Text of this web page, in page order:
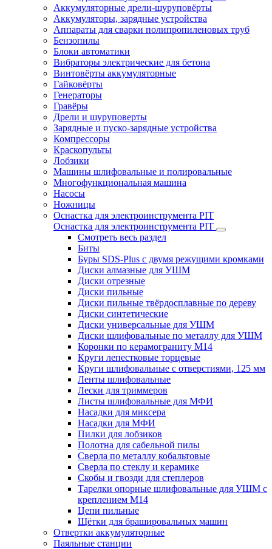
Аккумуляторные дрели-шуруповёрты
Аккумуляторы, зарядные устройства
Аппараты для сварки полипропиленовых труб
Бензопилы
Блоки автоматики
Вибраторы электрические для бетона
Винтовёрты аккумуляторные
Гайковёрты
Генераторы
Гравёры
Дрели и шуруповерты
Зарядные и пуско-зарядные устройства
Компрессоры
Краскопульты
Лобзики
Машины шлифовальные и полировальные
Многофункциональная машина
Насосы
Ножницы
Оснастка для электроинструмента PIT
Оснастка для электроинструмента PIT
Смотреть весь раздел
Биты
Буры SDS-Plus c двумя режущими кромками
Диски алмазные для УШМ
Диски отрезные
Диски пильные
Диски пильные твёрдосплавные по дереву
Диски синтетические
Диски универсальные для УШМ
Диски шлифовальные по металлу для УШМ
Коронки по керамограниту M14
Круги лепестковые торцевые
Круги шлифовальные с отверстиями, 125 мм
Ленты шлифовальные
Лески для триммеров
Листы шлифовальные для МФИ
Насадки для миксера
Насадки для МФИ
Пилки для лобзиков
Полотна для сабельной пилы
Сверла по металлу кобальтовые
Сверла по стеклу и керамике
Скобы и гвозди для степлеров
Тарелки опорные шлифовальные для УШМ с
креплением М14
Цепи пильные
Щётки для брашировальных машин
Отвертки аккумуляторные
Паяльные станции